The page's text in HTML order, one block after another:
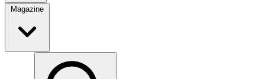
Magazine